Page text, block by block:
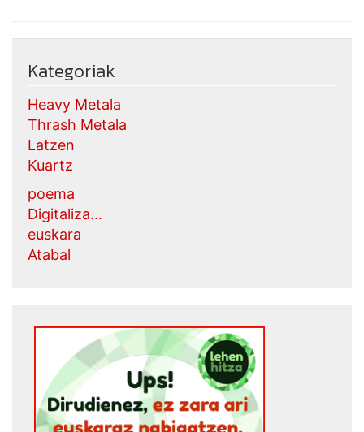
Kategoriak
Heavy Metala
Thrash Metala
Latzen
Kuartz
poema
Digitaliza...
euskara
Atabal